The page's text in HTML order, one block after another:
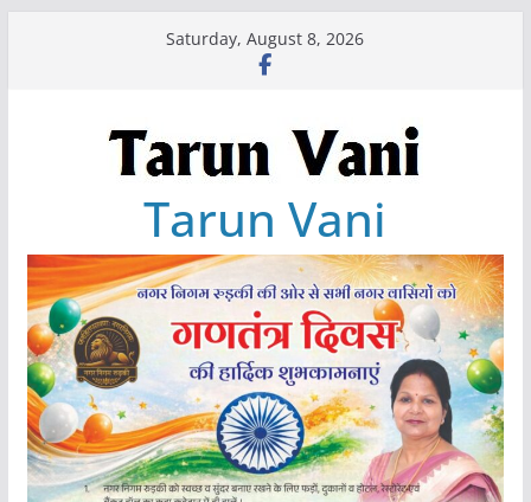
Saturday, August 8, 2026
Tarun Vani